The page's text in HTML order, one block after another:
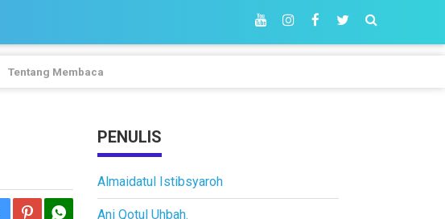
Tentang Membaca
PENULIS
Almaidatul Istibsyaroh
Ani Qotul Uhbah.